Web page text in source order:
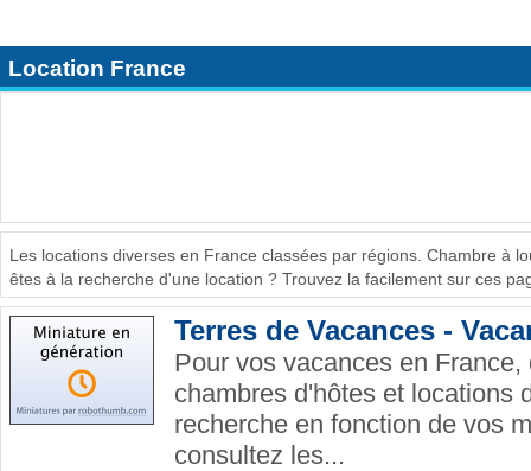
Location France
Les locations diverses en France classées par régions. Chambre à
êtes à la recherche d'une location ? Trouvez la facilement sur ces
Terres de Vacances -
Pour vos vacances en
chambres d'hôtes et locations
recherche en fonction de vos
consultez les...